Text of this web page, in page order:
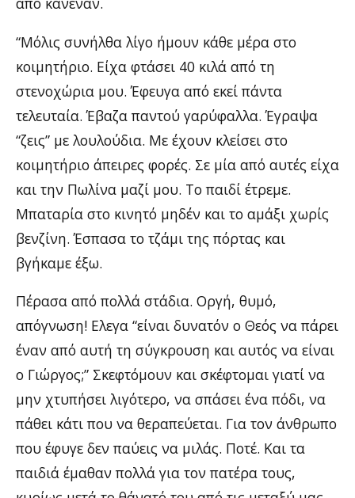
“Μόλις συνήλθα λίγο ήμουν κάθε μέρα στο
κοιμητήριο. Είχα φτάσει 40 κιλά από τη
στενοχώρια μου. Έφευγα από εκεί πάντα
τελευταία. Έβαζα παντού γαρύφαλλα. Έγραψα
“ζεις” με λουλούδια. Με έχουν κλείσει στο
κοιμητήριο άπειρες φορές. Σε μία από αυτές είχα
και την Πωλίνα μαζί μου. Το παιδί έτρεμε.
Μπαταρία στο κινητό μηδέν και το αμάξι χωρίς
βενζίνη. Έσπασα το τζάμι της πόρτας και
βγήκαμε έξω.
Πέρασα από πολλά στάδια. Οργή, θυμό,
απόγνωση! Ελεγα “είναι δυνατόν ο Θεός να πάρει
έναν από αυτή τη σύγκρουση και αυτός να είναι
ο Γιώργος;” Σκεφτόμουν και σκέφτομαι γιατί να
μην χτυπήσει λιγότερο, να σπάσει ένα πόδι, να
πάθει κάτι που να θεραπεύεται. Για τον άνθρωπο
που έφυγε δεν παύεις να μιλάς. Ποτέ. Και τα
παιδιά έμαθαν πολλά για τον πατέρα τους,